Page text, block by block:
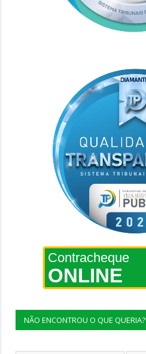
Contracheque
ONLINE
NÃO ENCONTROU O QUE QUERIA?